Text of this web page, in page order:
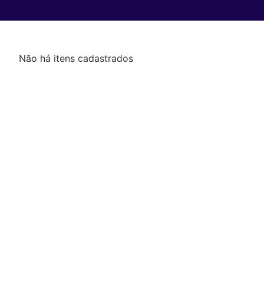
Não há itens cadastrados